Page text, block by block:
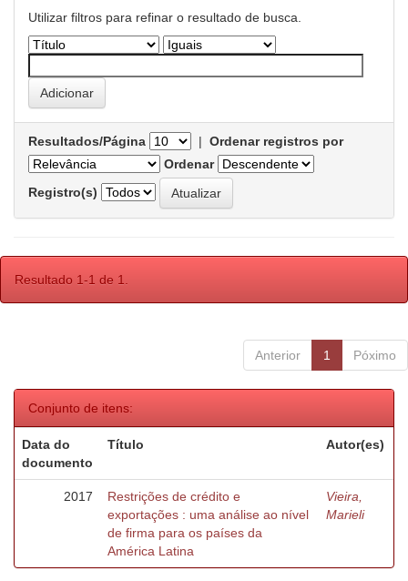
Utilizar filtros para refinar o resultado de busca.
Resultados/Página | Ordenar registros por
Ordenar
Registro(s)
Resultado 1-1 de 1.
Anterior 1 Póximo
Conjunto de itens:
Data do
documento
Título Autor(es)
2017
Restrições de crédito e
exportações : uma análise ao nível
de firma para os países da
América Latina
Vieira,
Marieli